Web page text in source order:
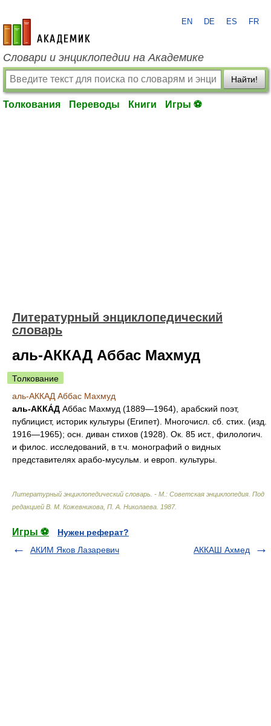
academic.ru
EN DE ES FR
Словари и энциклопедии на Академике
Найти!
Толкования Переводы Книги Игры ⚽
Литературный энциклопедический
словарь
аль-АККАД Аббас Махмуд
Толкование
аль-АККАД Аббас Махмуд
аль-АККА́Д Аббас Махмуд (1889—1964), арабский поэт,
публицист, историк культуры (Египет). Многочисл. сб. стих. (изд.
1916—1965); осн. диван стихов (1928). Ок. 85 ист., филологич.
и филос. исследований, в т.ч. монографий о видных
представителях арабо-мусульм. и европ. культуры.
Литературный энциклопедический словарь. - М.: Советская энциклопедия Под
редакцией В. М. Кожевникова, П. А. Николаева 1987.
Игры ⚽
Нужен реферат?
АКИМ Яков Лазаревич
АККАШ Ахмед